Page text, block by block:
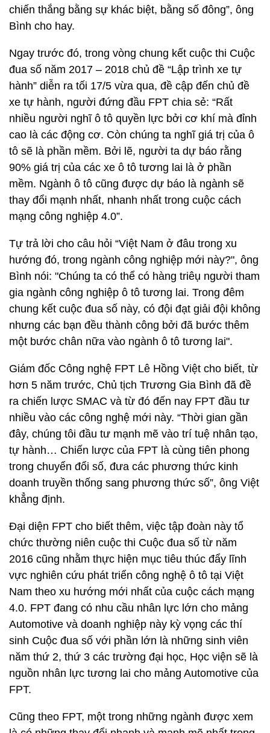
chiến thắng bằng sự khác biệt, bằng số đông”, ông
Bình cho hay.
Ngay trước đó, trong vòng chung kết cuộc thi Cuộc
đua số năm 2017 – 2018 chủ đề “Lập trình xe tự
hành” diễn ra tối 17/5 vừa qua, đề cập đến chủ đề
xe tự hành, người đứng đầu FPT chia sẻ: “Rất
nhiều người nghĩ ô tô quyền lực bởi cơ khí mà đỉnh
cao là các động cơ. Còn chúng ta nghĩ giá trị của ô
tô sẽ là phần mềm. Bởi lẽ, người ta dự báo rằng
90% giá trị của các xe ô tô tương lai là ở phần
mềm. Ngành ô tô cũng được dự báo là ngành sẽ
thay đổi mạnh nhất, nhanh nhất trong cuộc cách
mạng công nghiệp 4.0”.
Tự trả lời cho câu hỏi “Việt Nam ở đâu trong xu
hướng đó, trong ngành công nghiệp mới này?", ông
Bình nói: "Chúng ta có thể có hàng triêụ người tham
gia ngành công nghiệp ô tô tương lai. Trong đêm
chung kết cuộc đua số này, có đội đạt giải đội không
nhưng các bạn đều thành công bởi đã bước thêm
một bước chân nữa vào ngành ô tô tương lai".
Giám đốc Công nghệ FPT Lê Hồng Việt cho biết, từ
hơn 5 năm trước, Chủ tịch Trương Gia Bình đã đề
ra chiến lược SMAC và từ đó đến nay FPT đầu tư
nhiều vào các công nghệ mới này. “Thời gian gần
đây, chúng tôi đầu tư mạnh mẽ vào trí tuệ nhân tạo,
tự hành… Chiến lược của FPT là cùng tiên phong
trong chuyển đổi số, đưa các phương thức kinh
doanh truyền thống sang phương thức số”, ông Việt
khẳng định.
Đại diện FPT cho biết thêm, việc tập đoàn này tổ
chức thường niên cuộc thi Cuộc đua số từ năm
2016 cũng nhằm thực hiện mục tiêu thúc đẩy lĩnh
vực nghiên cứu phát triển công nghệ ô tô tại Việt
Nam theo xu hướng mới nhất của cuộc cách mạng
4.0. FPT đang có nhu cầu nhân lực lớn cho mảng
Automotive và doanh nghiệp này kỳ vọng các thí
sinh Cuộc đua số với phần lớn là những sinh viên
năm thứ 2, thứ 3 các trường đại học, Học viện sẽ là
nguồn nhân lực tương lai cho mảng Automotive của
FPT.
Cũng theo FPT, một trong những ngành được xem